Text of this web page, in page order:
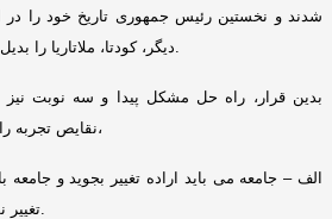
شدند و نخستین رئیس جمهوری تاریخ خود را در
دیگر، کودتا، ملاتاریا را
بدین قرار، راه حل مشکل پیدا و سه نوبت
نقایص تجربهبدین ترتیب،
الف – جامعه می باید اراده تغییر بجوید و